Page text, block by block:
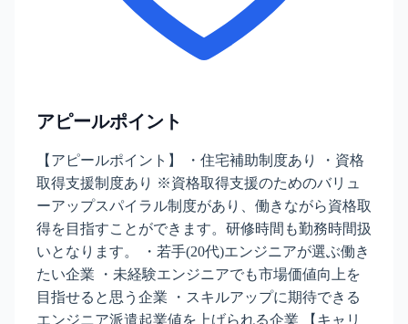
アピールポイント
【アピールポイント】 ・住宅補助制度あり ・資格
取得支援制度あり ※資格取得支援のためのバリュ
ーアップスパイラル制度があり、働きながら資格取
得を目指すことができます。研修時間も勤務時間扱
いとなります。 ・若手(20代)エンジニアが選ぶ働き
たい企業 ・未経験エンジニアでも市場価値向上を
目指せると思う企業 ・スキルアップに期待できる
エンジニア派遣起業値を上げられる企業 【キャリ